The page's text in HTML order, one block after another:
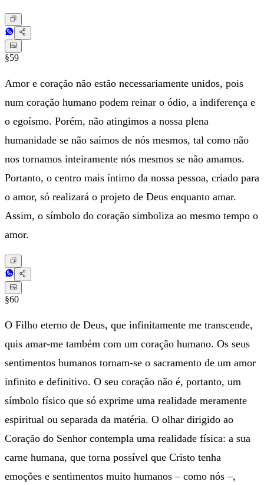
§59
Amor e coração não estão necessariamente unidos, pois
num coração humano podem reinar o ódio, a indiferença e
o egoísmo. Porém, não atingimos a nossa plena
humanidade se não saímos de nós mesmos, tal como não
nos tornamos inteiramente nós mesmos se não amamos.
Portanto, o centro mais íntimo da nossa pessoa, criado para
o amor, só realizará o projeto de Deus enquanto amar.
Assim, o símbolo do coração simboliza ao mesmo tempo o
amor.
§60
O Filho eterno de Deus, que infinitamente me transcende,
quis amar-me também com um coração humano. Os seus
sentimentos humanos tornam-se o sacramento de um amor
infinito e definitivo. O seu coração não é, portanto, um
símbolo físico que só exprime uma realidade meramente
espiritual ou separada da matéria. O olhar dirigido ao
Coração do Senhor contempla uma realidade física: a sua
carne humana, que torna possível que Cristo tenha
emoções e sentimentos muito humanos – como nós –,